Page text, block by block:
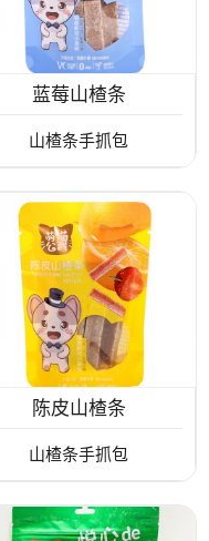
蓝莓山楂条
山楂条手抓包
陈皮山楂条
山楂条手抓包